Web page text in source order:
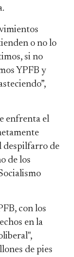
o no lo
si no
YPFB y
enfrenta el
despilfarro de
de los
con los
en la
de pies